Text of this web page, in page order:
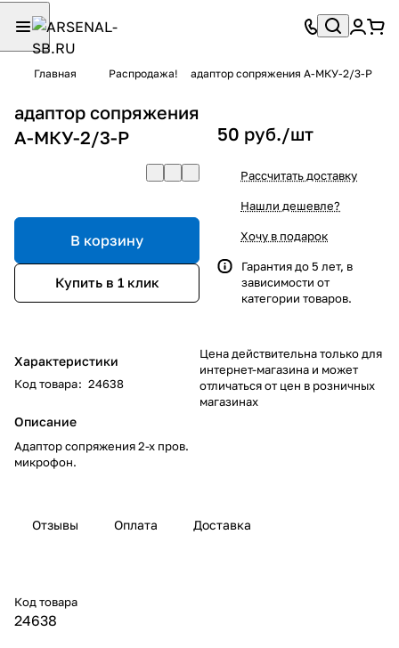
Главная Распродажа! адаптор сопряжения А-МКУ-2/3-Р
адаптор сопряжения
А-МКУ-2/3-Р
В корзину
Купить в 1 клик
Характеристики
Код товара: 24638
Описание
Адаптор сопряжения 2-х пров.
микрофон.
50 руб./шт
Рассчитать доставку
Нашли дешевле?
Хочу в подарок
Гарантия до 5 лет, в
зависимости от
категории товаров.
Цена действительна только для
интернет-магазина и может
отличаться от цен в розничных
магазинах
Отзывы Оплата Доставка
Код товара
24638